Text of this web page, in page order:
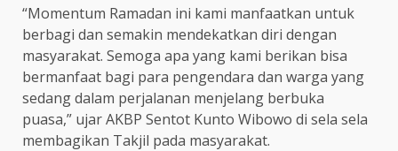
“Momentum Ramadan ini kami manfaatkan untuk
berbagi dan semakin mendekatkan diri dengan
masyarakat. Semoga apa yang kami berikan bisa
bermanfaat bagi para pengendara dan warga yang
sedang dalam perjalanan menjelang berbuka
puasa,” ujar AKBP Sentot Kunto Wibowo di sela sela
membagikan Takjil pada masyarakat.